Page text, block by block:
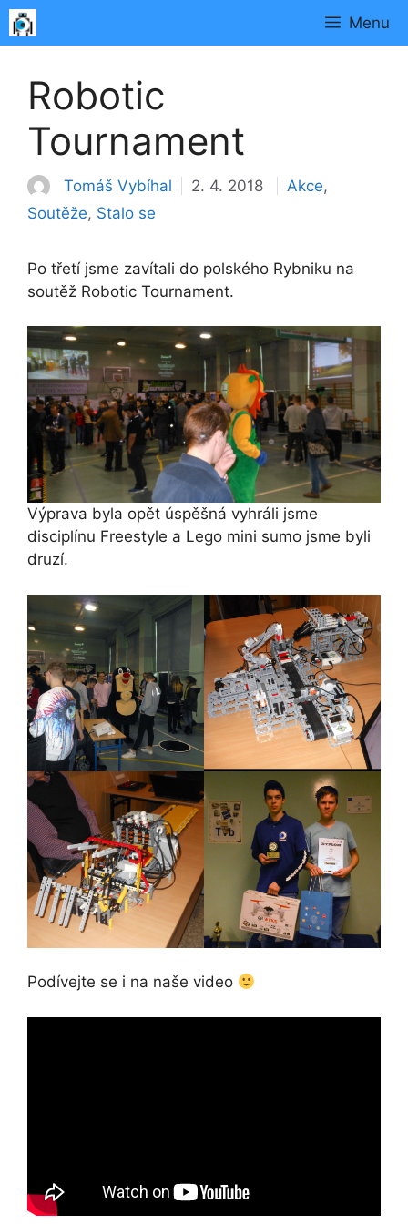
Přeskočit
na
Menu
Robotic
Tournament
Tomáš Vybíhal 2. 4. 2018 Rubriky
Akce,
Soutěže, Stalo se
Po třetí jsme zavítali do polského Rybniku na
soutěž Robotic Tournament.
Výprava byla opět úspěšná vyhráli jsme
disciplínu Freestyle a Lego mini sumo jsme byli
druzí.
Podívejte se i na naše video